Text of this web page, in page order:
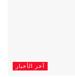
آخر الأخبار